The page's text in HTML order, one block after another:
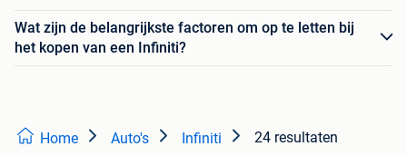
Wat zijn de belangrijkste factoren om op te letten bij
het kopen van een Infiniti?
Home Auto's Infiniti 24 resultaten